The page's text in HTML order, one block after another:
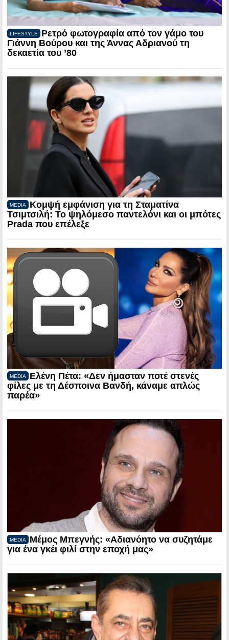
LIFESTYLE
Ρετρό φωτογραφία από τον γάμο του
Γιάννη Βούρου και της Άννας Αδριανού τη
δεκαετία του ’80
MEDIA
Κομψή εμφάνιση για τη Σταματίνα
Τσιμτσιλή: Το ψηλόμεσο παντελόνι και οι μπότες
Prada που επέλεξε
MEDIA
Ελένη Πέτα: «Δεν ήμασταν ποτέ στενές
φίλες με τη Δέσποινα Βανδή, κάναμε απλώς
παρέα»
MEDIA
Μέμος Μπεγνής: «Αδιανόητο να συζητάμε
για ένα γκέι φιλί στην εποχή μας»